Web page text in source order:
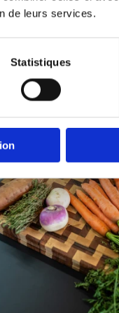
de leurs services.
Statistiques
vie à votre projet.
Billots